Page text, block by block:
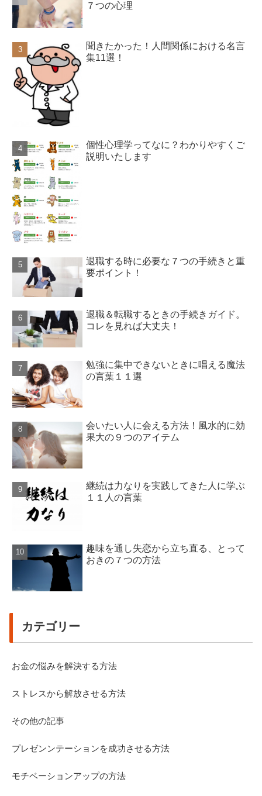
７つの心理
聞きたかった！人間関係における名言
集11選！
個性心理学ってなに？わかりやすくご
説明いたします
退職する時に必要な７つの手続きと重
要ポイント！
退職＆転職するときの手続きガイド。
コレを見れば大丈夫！
勉強に集中できないときに唱える魔法
の言葉１１選
会いたい人に会える方法！風水的に効
果大の９つのアイテム
継続は力なりを実践してきた人に学ぶ
１１人の言葉
趣味を通し失恋から立ち直る、とって
おきの７つの方法
カテゴリー
お金の悩みを解決する方法
ストレスから解放させる方法
その他の記事
プレゼンンテーションを成功させる方法
モチベーションアップの方法